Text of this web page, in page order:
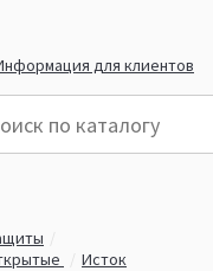
для клиентов
Исток